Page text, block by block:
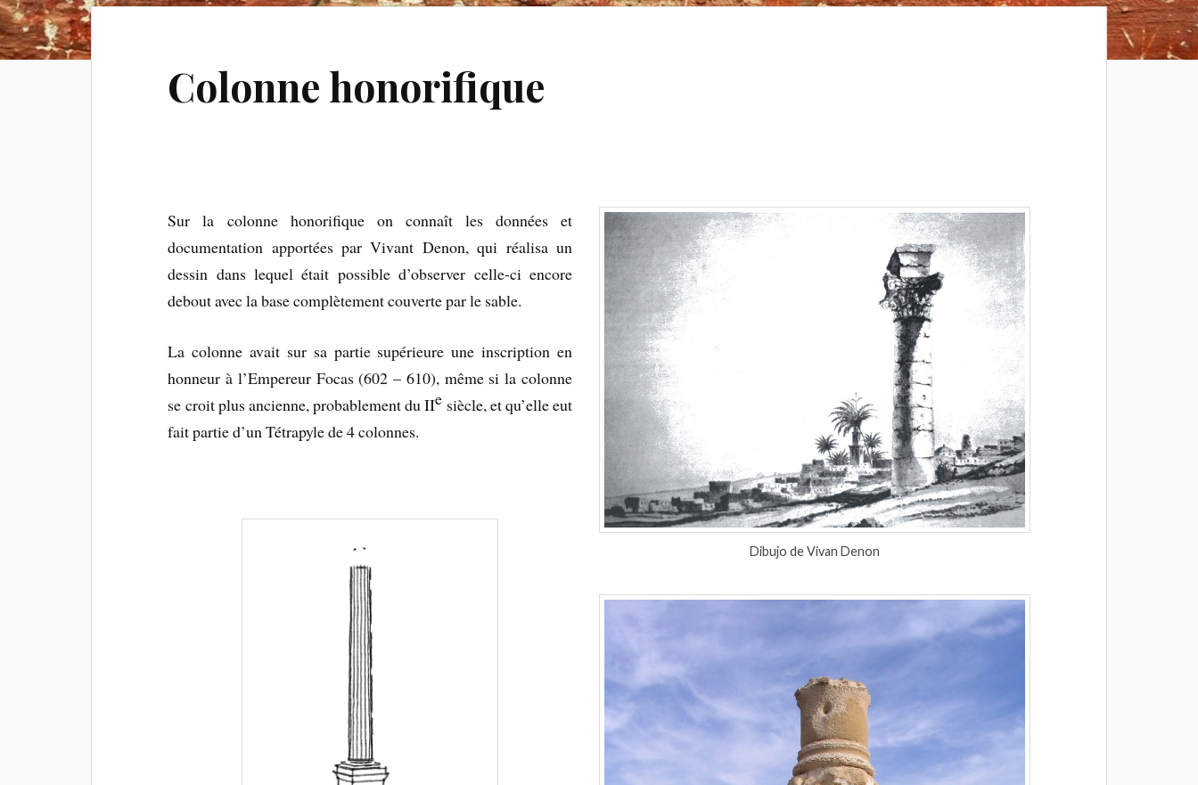
Colonne honorifique
Dibujo de Vivan Denon
Sur la colonne honorifique on connaît les données et
documentation apportées par Vivant Denon, qui réalisa un
dessin dans lequel était possible d’observer celle-ci encore
debout avec la base complètement couverte par le sable.
La colonne avait sur sa partie supérieure une inscription en
honneur à l’Empereur Focas (602 – 610), même si la colonne
se croit plus ancienne, probablement du IIe siècle, et qu’elle eut
fait partie d’un Tétrapyle de 4 colonnes.